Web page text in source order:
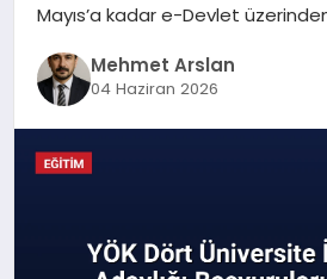
SAĞLIK
EĞITIM
DÜNYA
Mayıs’a kadar e-Devlet
Mehmet Arslan
04 Haziran 2026